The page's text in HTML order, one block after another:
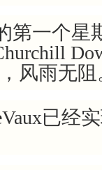
第一个星
风雨无阻
已经